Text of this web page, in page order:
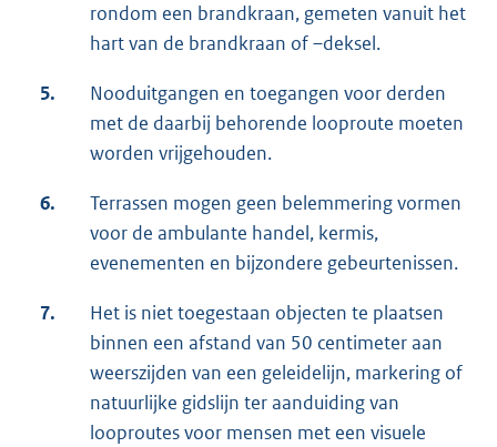
rondom een brandkraan, gemeten vanuit het
hart van de brandkraan of –deksel.
5.
Nooduitgangen en toegangen voor derden
met de daarbij behorende looproute moeten
worden vrijgehouden.
6.
Terrassen mogen geen belemmering vormen
voor de ambulante handel, kermis,
evenementen en bijzondere gebeurtenissen.
7.
Het is niet toegestaan objecten te plaatsen
binnen een afstand van 50 centimeter aan
weerszijden van een geleidelijn, markering of
natuurlijke gidslijn ter aanduiding van
looproutes voor mensen met een visuele